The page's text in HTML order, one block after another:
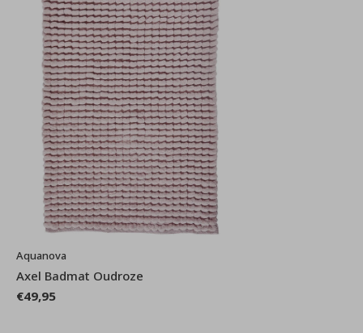
Aquanova
Axel Badmat Oudroze
€49,95